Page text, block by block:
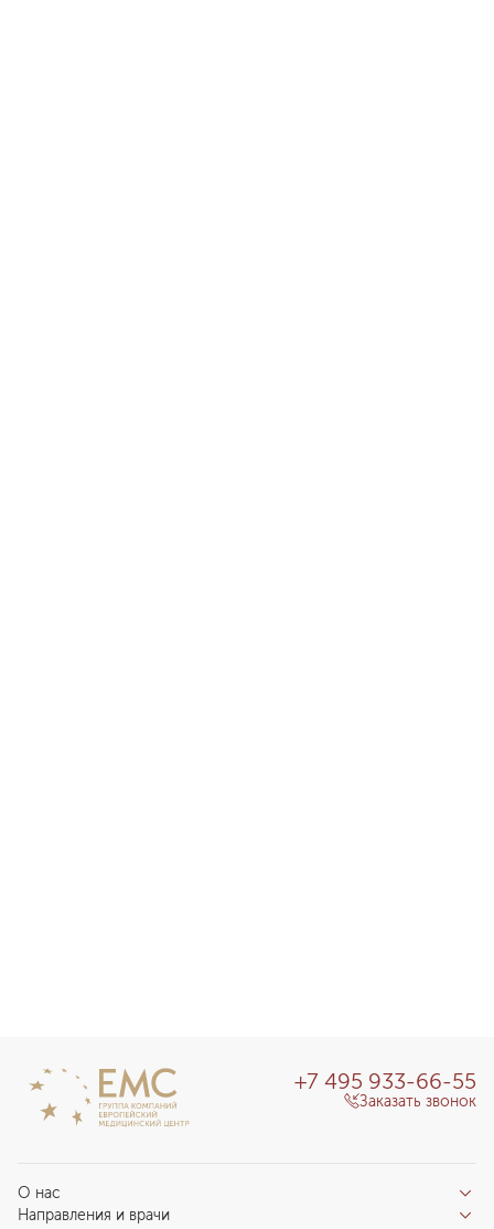
О нас
Отзывы пациентов
Направления и врачи
+7 495 933-66-55
Заказать звонок